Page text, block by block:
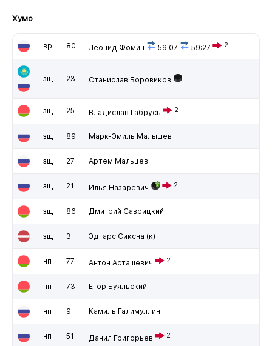
Хумо
вр 80 Леонид Фомин 59:07 59:27 2
зщ 23 Станислав Боровиков
зщ 25 Владислав Габрусь 2
зщ 89 Марк-Эмиль Малышев
зщ 27 Артем Мальцев
зщ 21 Илья Назаревич 2
зщ 86 Дмитрий Саврицкий
зщ 3 Эдгарс Сиксна (к)
нп 77 Антон Асташевич 2
нп 73 Егор Буяльский
нп 9 Камиль Галимуллин
нп 51 Данил Григорьев 2